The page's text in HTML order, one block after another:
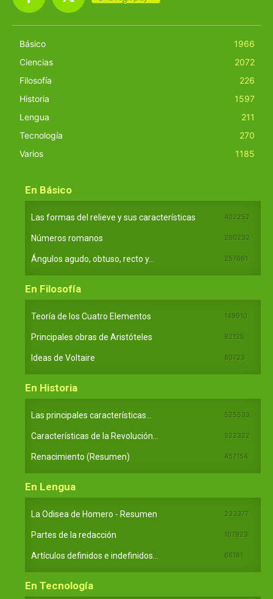
Básico
1966
Ciencias
2072
Filosofía
226
Historia
1597
Lengua
211
Tecnología
270
Varios
1185
En Básico
Las formas del relieve y sus características 402252
Números romanos 260232
Ángulos agudo, obtuso, recto y... 257661
En Filosofía
Teoría de los Cuatro Elementos 149910
Principales obras de Aristóteles 82125
Ideas de Voltaire 80723
En Historia
Las principales características... 525533
Características de la Revolución... 522322
Renacimiento (Resumen) 457154
En Lengua
La Odisea de Homero - Resumen 233377
Partes de la redacción 107923
Artículos definidos e indefinidos... 66181
En Tecnología